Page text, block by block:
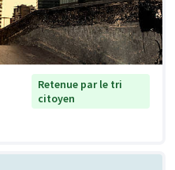
Retenue par le tri
citoyen